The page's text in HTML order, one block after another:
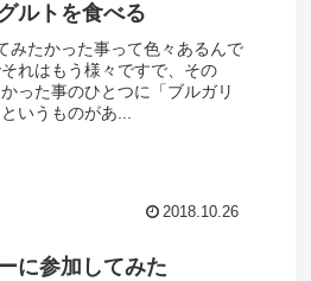
ルトを食べる
みたかった事って色々あるんで
れはもう様々ですで、その
った事のひとつに「ブルガリ
いうものがあ...
2018.10.26
に参加してみた